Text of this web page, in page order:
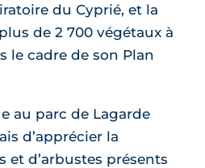
du Cyprié, et la
de 2 700 végétaux à
le cadre de son Plan
au parc de Lagarde
d’apprécier la
et d’arbustes présents